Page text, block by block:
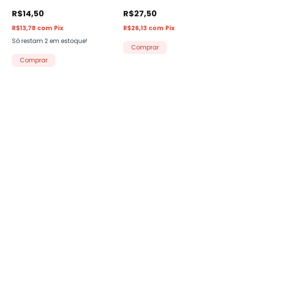
R$14,50
R$13,78 com Pix
Só restam2em estoque!
Comprar
R$27,50
R$26,13 com Pix
Comprar